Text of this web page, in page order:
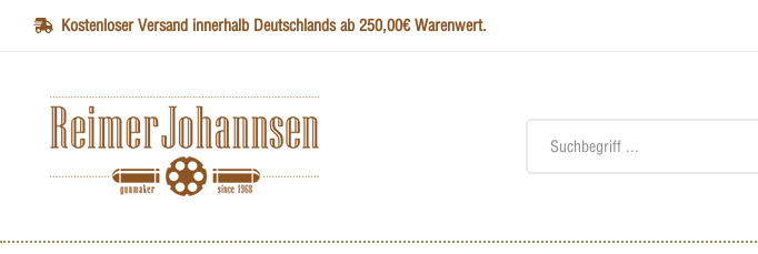
Kostenloser Versand innerhalb Deutschlands ab 250,00€ Warenwert.